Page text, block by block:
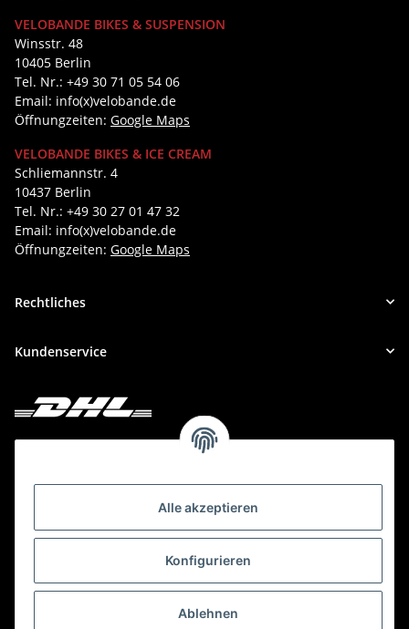
Alle akzeptieren
Konfigurieren
Ablehnen
VELOBANDE BIKES & SUSPENSION
Winsstr. 48
10405 Berlin
Tel. Nr.: +49 30 71 05 54 06
Email: info(x)velobande.de
Öffnungzeiten: Google Maps
VELOBANDE BIKES & ICE CREAM
Schliemannstr. 4
10437 Berlin
Tel. Nr.: +49 30 27 01 47 32
Email: info(x)velobande.de
Öffnungzeiten: Google Maps
Rechtliches
Kundenservice
Deine Bestellung versenden wir mit DHL!